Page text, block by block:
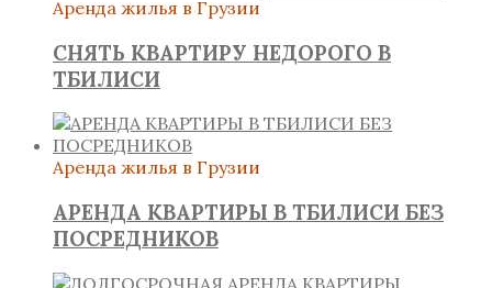
Аренда жилья в Грузии
СНЯТЬ КВАРТИРУ НЕДОРОГО В
ТБИЛИСИ
Аренда жилья в Грузии
АРЕНДА КВАРТИРЫ В ТБИЛИСИ БЕЗ
ПОСРЕДНИКОВ